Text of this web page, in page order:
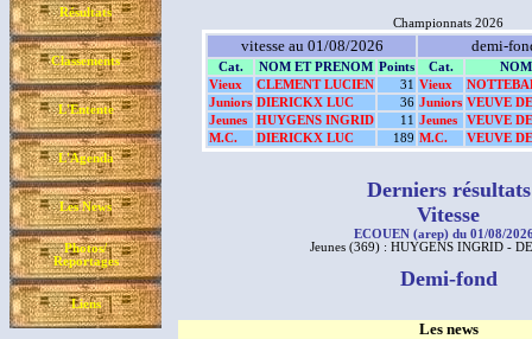
Résultats
Classements
L'Entente
L'Agenda
Les News
Photos/
Reportages
Liens
Championnats 2026
vitesse au 01/08/2026 demi-
Cat. NOM ET PRENOM Points Cat.
Vieux
CLEMENT LUCIEN 31 Vieux
Juniors DIERICKX LUC 36 Juniors VEUVE
Jeunes
HUYGENS INGRID 11 Jeunes
VEUVE
M.C.
DIERICKX LUC 189 M.C. VEUVE
Derniers résultats
Vitesse
ECOUEN (arep) du 01/08/
Jeunes (369) : HUYGENS INGRID -
Demi-fond
Les news